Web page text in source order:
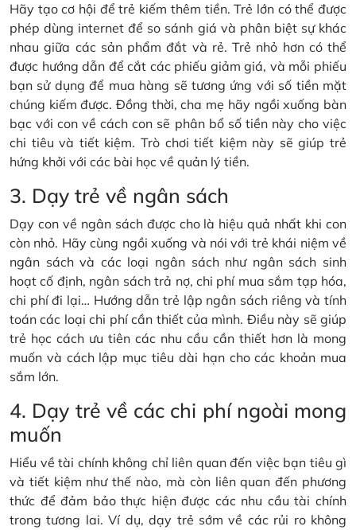
Hãy tạo cơ hội để trẻ kiếm thêm tiền. Trẻ lớn có thể được
phép dùng internet để so sánh giá và phân biệt sự khác
nhau giữa các sản phẩm đắt và rẻ. Trẻ nhỏ hơn có thể
được hướng dẫn để cắt các phiếu giảm giá, và mỗi phiếu
bạn sử dụng để mua hàng sẽ tương ứng với số tiền mặt
chúng kiếm được. Đồng thời, cha mẹ hãy ngồi xuống bàn
bạc với con về cách con sẽ phân bổ số tiền này cho việc
chi tiêu và tiết kiệm. Trò chơi tiết kiệm này sẽ giúp trẻ
hứng khởi với các bài học về quản lý tiền.
3. Dạy trẻ về ngân sách
Dạy con về ngân sách được cho là hiệu quả nhất khi con
còn nhỏ. Hãy cùng ngồi xuống và nói với trẻ khái niệm về
ngân sách và các loại ngân sách như ngân sách sinh
hoạt cố định, ngân sách trả nợ, chi phí mua sắm tạp hóa,
chi phí đi lại… Hướng dẫn trẻ lập ngân sách riêng và tính
toán các loại chi phí cần thiết của mình. Điều này sẽ giúp
trẻ học cách ưu tiên các nhu cầu cần thiết hơn là mong
muốn và cách lập mục tiêu dài hạn cho các khoản mua
sắm lớn.
4. Dạy trẻ về các chi phí ngoài mong
muốn
Hiểu về tài chính không chỉ liên quan đến việc bạn tiêu gì
và tiết kiệm như thế nào, mà còn liên quan đến phương
thức để đảm bảo thực hiện được các nhu cầu tài chính
trong tương lai. Ví dụ, dạy trẻ sớm về các rủi ro không